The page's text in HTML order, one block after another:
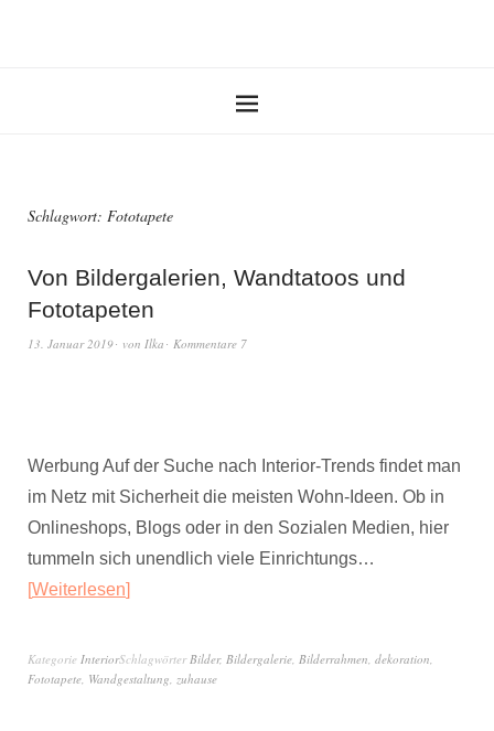
Schlagwort: Fototapete
Von Bildergalerien, Wandtatoos und
Fototapeten
13. Januar 2019 von Ilka Kommentare 7
Werbung Auf der Suche nach Interior-Trends findet man
im Netz mit Sicherheit die meisten Wohn-Ideen. Ob in
Onlineshops, Blogs oder in den Sozialen Medien, hier
tummeln sich unendlich viele Einrichtungs…
Weiterlesen
Kategorie InteriorSchlagwörterBilder, Bildergalerie, Bilderrahmen, dekoration,
Fototapete, Wandgestaltung, zuhause